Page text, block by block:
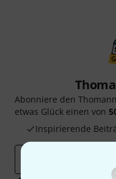
Abonniere den
etwas Glück einen von
Inspirierende